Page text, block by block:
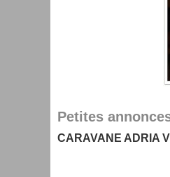
Petites
CARAVANE ADRIA